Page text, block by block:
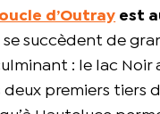
d’Outray est
succèdent de
: le lac Noir
premiers tiers